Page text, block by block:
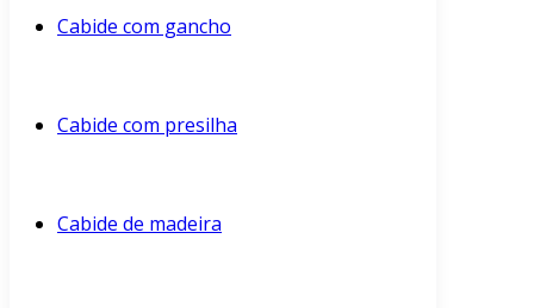
Cabide com gancho
Cabide com presilha
Cabide de madeira